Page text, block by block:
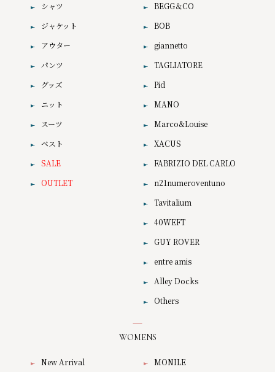
シャツ
ジャケット
アウター
パンツ
グッズ
ニット
スーツ
ベスト
SALE
OUTLET
BEGG＆CO
BOB
giannetto
TAGLIATORE
Pid
MANO
Marco&Louise
XACUS
FABRIZIO DEL CARLO
n21numeroventuno
Tavitalium
40WEFT
GUY ROVER
entre amis
Alley Docks
Others
WOMENS
New Arrival
MONILE